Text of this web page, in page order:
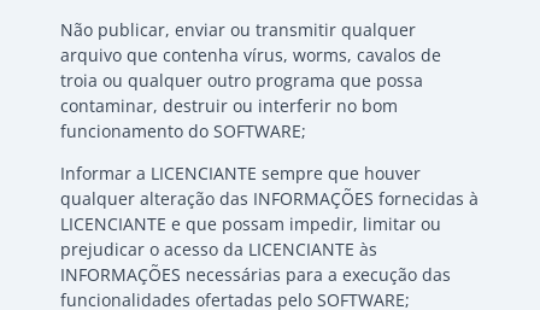
Não publicar, enviar ou transmitir qualquer
arquivo que contenha vírus, worms, cavalos de
troia ou qualquer outro programa que possa
contaminar, destruir ou interferir no bom
funcionamento do SOFTWARE;
Informar a LICENCIANTE sempre que houver
qualquer alteração das INFORMAÇÕES fornecidas à
LICENCIANTE e que possam impedir, limitar ou
prejudicar o acesso da LICENCIANTE às
INFORMAÇÕES necessárias para a execução das
funcionalidades ofertadas pelo SOFTWARE;